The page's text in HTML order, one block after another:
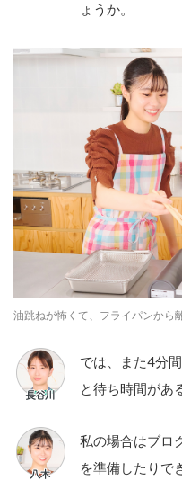
ょうか。
油跳ねが怖くて、フライパンから
では、また4分
と待ち時間があ
私の場合はブロ
を準備したりで